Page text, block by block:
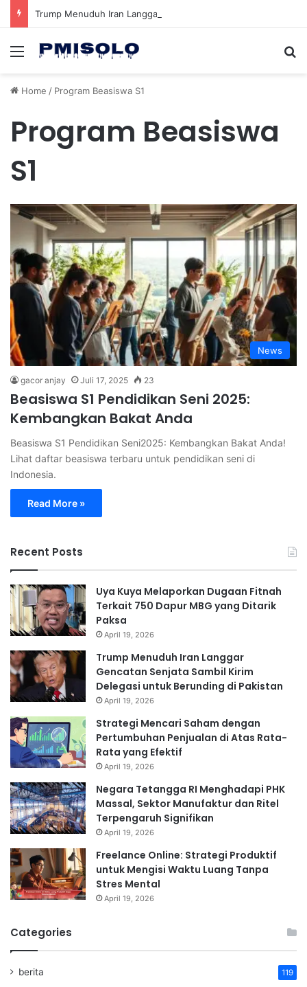
Menu
Home / Program Beasiswa S1
Program Beasiswa
S1
News
gacor anjay Juli 17, 2025 23
Beasiswa S1 Pendidikan Seni 2025:
Kembangkan Bakat Anda
Beasiswa S1 Pendidikan Seni2025: Kembangkan Bakat Anda!
Lihat daftar beasiswa terbaru untuk pendidikan seni di
Indonesia.
Read More »
Recent Posts
Uya Kuya Melaporkan Dugaan Fitnah
Terkait 750 Dapur MBG yang Ditarik
Paksa
April 19, 2026
Trump Menuduh Iran Langgar
Gencatan Senjata Sambil Kirim
Delegasi untuk Berunding di Pakistan
April 19, 2026
Strategi Mencari Saham dengan
Pertumbuhan Penjualan di Atas Rata-
Rata yang Efektif
April 19, 2026
Negara Tetangga RI Menghadapi PHK
Massal, Sektor Manufaktur dan Ritel
Terpengaruh Signifikan
April 19, 2026
Freelance Online: Strategi Produktif
untuk Mengisi Waktu Luang Tanpa
Stres Mental
April 19, 2026
Categories
berita 119